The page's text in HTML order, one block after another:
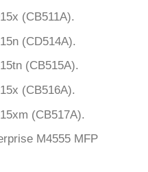
(CB511A).
(CD514A).
(CB515A).
(CB516A).
(CB517A).
M4555 MFP